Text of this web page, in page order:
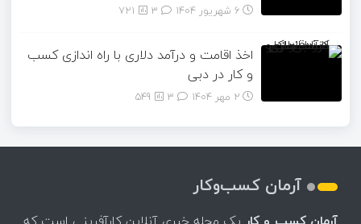
6 شهریور 1404 721
اخذ اقامت و درآمد دلاری با راه اندازی کسب
و کار در دبی
2 مهر 1404 549
آرمان کسب‌وکار